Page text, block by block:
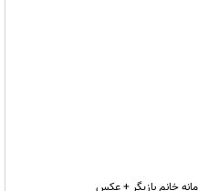
خانم بازیگر + عکس